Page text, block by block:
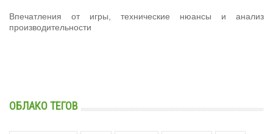
Впечатления от игры, технические нюансы и анализ
производительности
ОБЛАКО ТЕГОВ